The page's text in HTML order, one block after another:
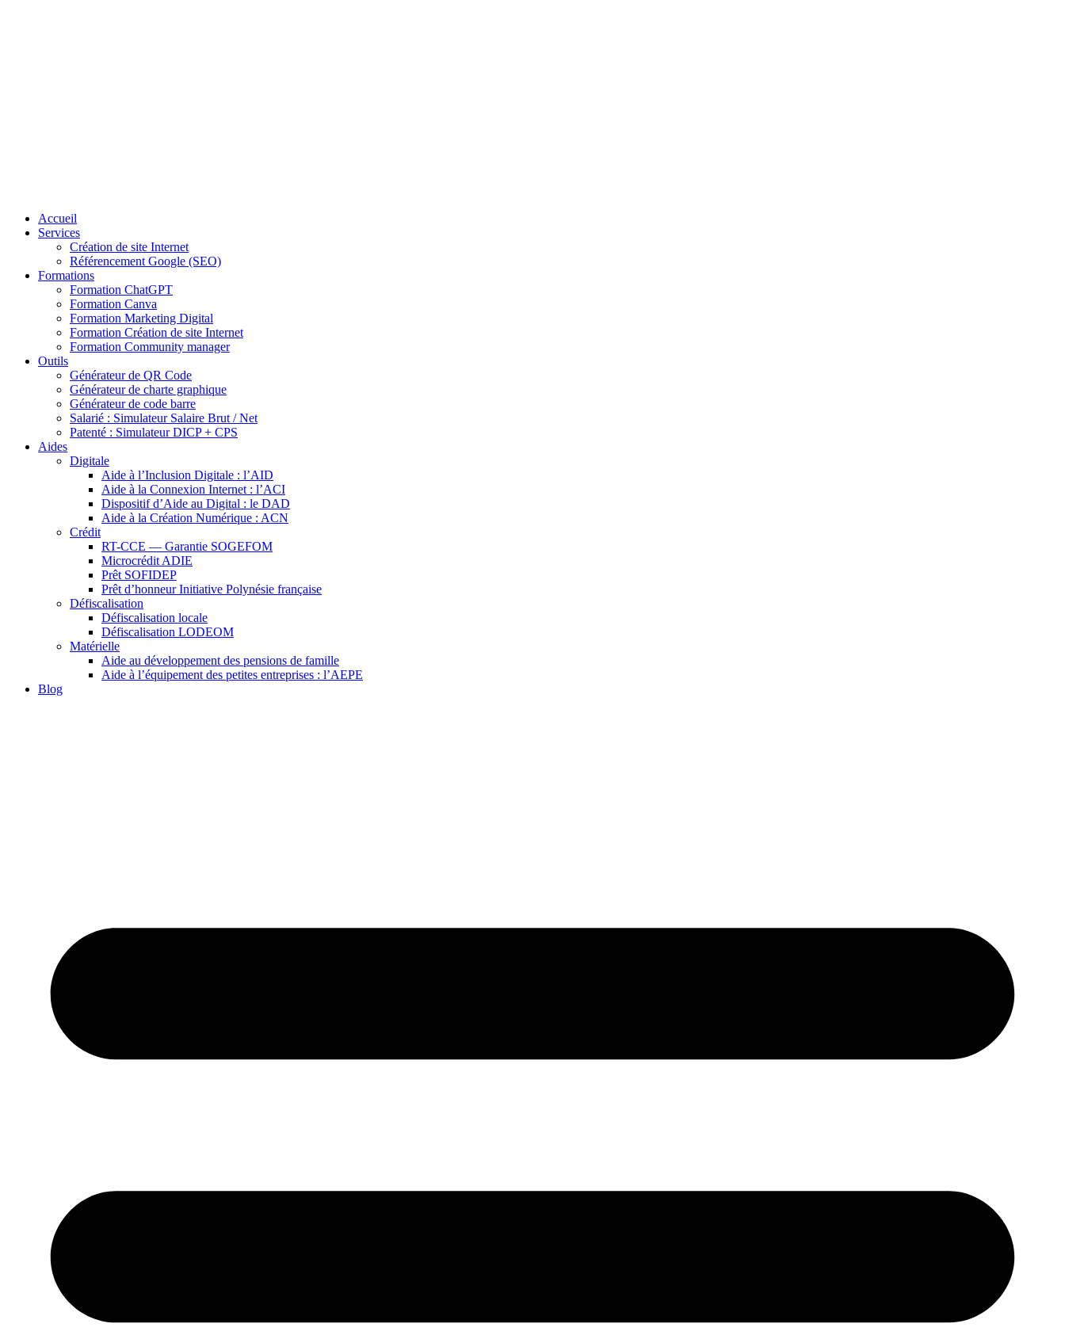
Accueil
Services
Création de site Internet
Référencement Google (SEO)
Formations
Formation ChatGPT
Formation Canva
Formation Marketing Digital
Formation Création de site Internet
Formation Community manager
Outils
Générateur de QR Code
Générateur de charte graphique
Générateur de code barre
Salarié : Simulateur Salaire Brut / Net
Patenté : Simulateur DICP + CPS
Aides
Digitale
Aide à l’Inclusion Digitale : l’AID
Aide à la Connexion Internet : l’ACI
Dispositif d’Aide au Digital : le DAD
Aide à la Création Numérique : ACN
Crédit
RT-CCE — Garantie SOGEFOM
Microcrédit ADIE
Prêt SOFIDEP
Prêt d’honneur Initiative Polynésie française
Défiscalisation
Défiscalisation locale
Défiscalisation LODEOM
Matérielle
Aide au développement des pensions de famille
Aide à l’équipement des petites entreprises : l’AEPE
Blog